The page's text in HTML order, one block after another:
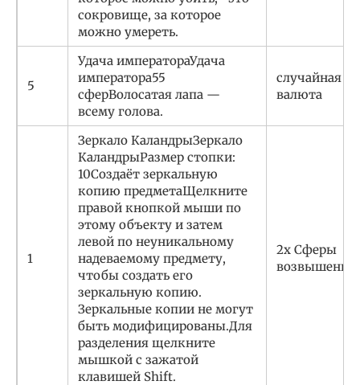
сокровище, за которое
можно умереть.
5
Удача императораУдача
императора55
сферВолосатая лапа —
всему голова.
cлучайная
валюта
1
Зеркало КаландрыЗеркало
КаландрыРазмер стопки:
10Создаёт зеркальную
копию предметаЩелкните
правой кнопкой мыши по
этому объекту и затем
левой по неуникальному
надеваемому предмету,
чтобы создать его
зеркальную копию.
Зеркальные копии не могут
быть модифицированы.Для
разделения щелкните
мышкой с зажатой
клавишей Shift.
2x Сферы
возвышения